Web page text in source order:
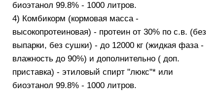
биоэтанол 99.8% - 1000 литров.
4) Комбикорм (кормовая масса -
высокопротеиновая) - протеин от 30% по с.в. (без
выпарки, без сушки) - до 12000 кг (жидкая фаза -
влажность до 90%) и дополнительно ( доп.
приставка) - этиловый спирт "люкс"* или
биоэтанол 99.8% - 1000 литров.